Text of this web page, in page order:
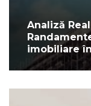
Analiză
imobiliare